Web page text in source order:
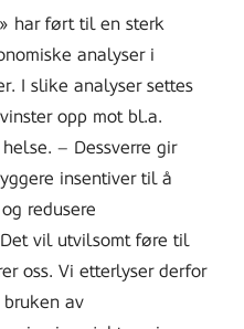
har ført til en sterk
analyser i
I slike analyser settes
opp mot bl.a.
– Dessverre gir
insentiver til å
redusere
vil utvilsomt føre til
oss. Vi etterlyser derfor
av